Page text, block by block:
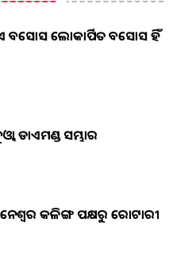
ଅବସୋସ ଲୋକାର୍ପିତ ଅବସୋସ ହିଁ
ଡାଏମଣ୍ଡ ସମ୍ଭାର
କଳିଙ୍ଗ ପକ୍ଷରୁ ରୋଟାରୀ